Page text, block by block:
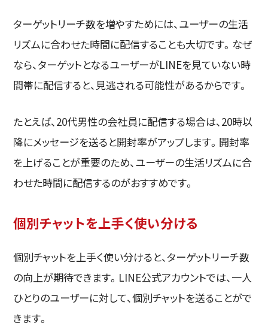
ターゲットリーチ数を増やすためには、ユーザーの生活
リズムに合わせた時間に配信することも大切です。なぜ
なら、ターゲットとなるユーザーがLINEを見ていない時
間帯に配信すると、見逃される可能性があるからです。
たとえば、20代男性の会社員に配信する場合は、20時以
降にメッセージを送ると開封率がアップします。開封率
を上げることが重要のため、ユーザーの生活リズムに合
わせた時間に配信するのがおすすめです。
個別チャットを上手く使い分ける
個別チャットを上手く使い分けると、ターゲットリーチ数
の向上が期待できます。LINE公式アカウントでは、一人
ひとりのユーザーに対して、個別チャットを送ることがで
きます。